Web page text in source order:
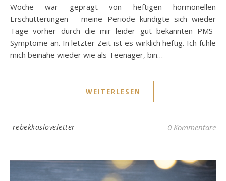
Woche war geprägt von heftigen hormonellen
Erschütterungen – meine Periode kündigte sich wieder
Tage vorher durch die mir leider gut bekannten PMS-
Symptome an. In letzter Zeit ist es wirklich heftig. Ich fühle
mich beinahe wieder wie als Teenager, bin…
WEITERLESEN
rebekkasloveletter 0 Kommentare